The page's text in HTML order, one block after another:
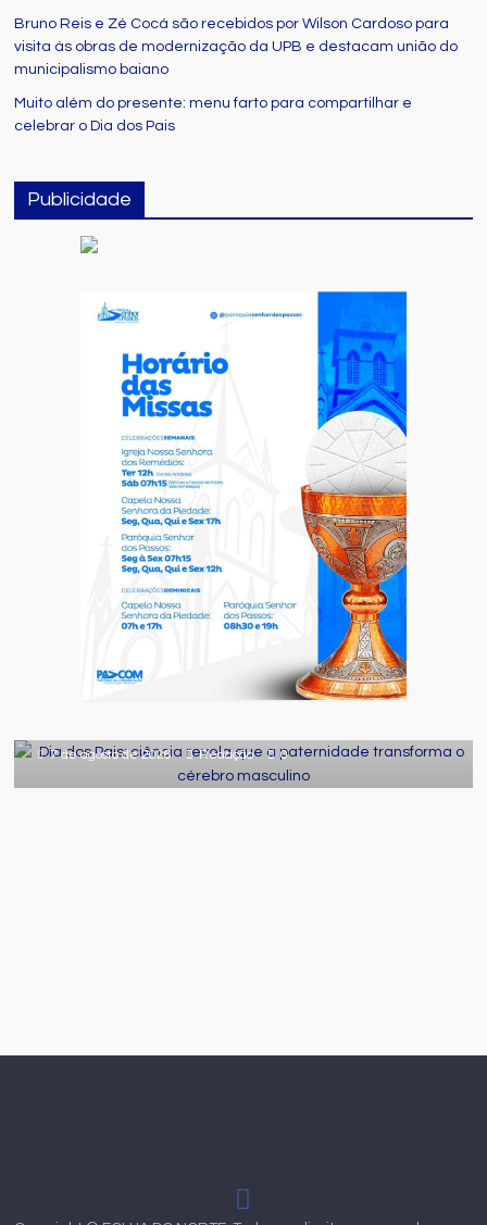
Bruno Reis e Zé Cocá são recebidos por Wilson Cardoso para
visita às obras de modernização da UPB e destacam união do
municipalismo baiano
Muito além do presente: menu farto para compartilhar e
celebrar o Dia dos Pais
Publicidade
Dia dos Pais: ciência revela que a
paternidade transforma o cérebro
7 de agosto de 2026 Redação 0